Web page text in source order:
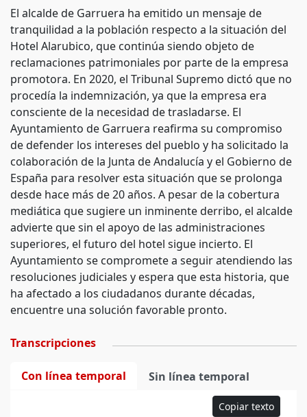
El alcalde de Garruera ha emitido un mensaje de
tranquilidad a la población respecto a la situación del
Hotel Alarubico, que continúa siendo objeto de
reclamaciones patrimoniales por parte de la empresa
promotora. En 2020, el Tribunal Supremo dictó que no
procedía la indemnización, ya que la empresa era
consciente de la necesidad de trasladarse. El
Ayuntamiento de Garruera reafirma su compromiso
de defender los intereses del pueblo y ha solicitado la
colaboración de la Junta de Andalucía y el Gobierno de
España para resolver esta situación que se prolonga
desde hace más de 20 años. A pesar de la cobertura
mediática que sugiere un inminente derribo, el alcalde
advierte que sin el apoyo de las administraciones
superiores, el futuro del hotel sigue incierto. El
Ayuntamiento se compromete a seguir atendiendo las
resoluciones judiciales y espera que esta historia, que
ha afectado a los ciudadanos durante décadas,
encuentre una solución favorable pronto.
Transcripciones
Con línea temporal Sin línea temporal
Copiar texto